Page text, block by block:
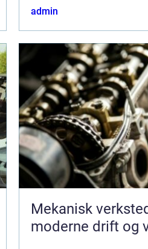
admin
Mekanisk verksted
moderne drift og